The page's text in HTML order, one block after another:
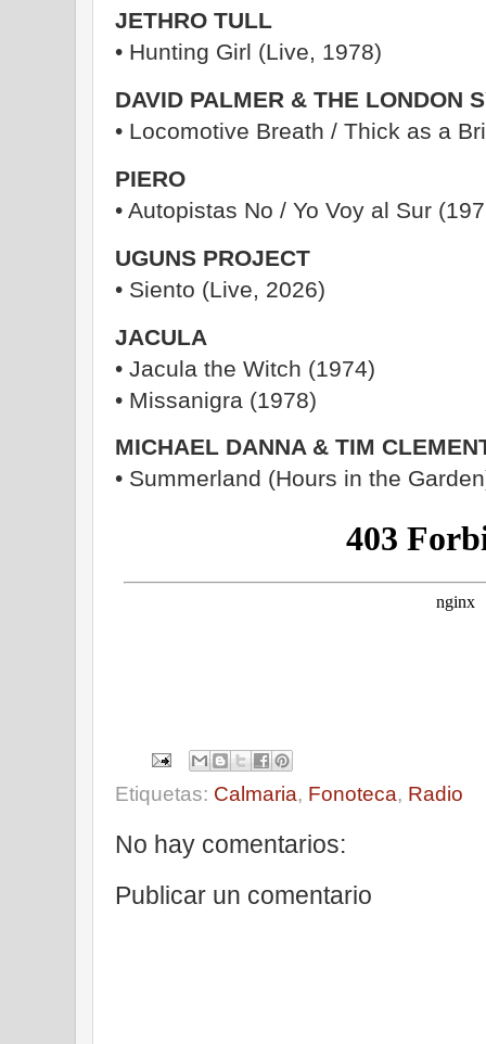
JETHRO TULL
• Hunting Girl (Live, 1978)
DAVID PALMER & THE LONDON
• Locomotive Breath / Thick as a
PIERO
• Autopistas No / Yo Voy al Sur
UGUNS PROJECT
• Siento (Live, 2026)
JACULA
• Jacula the Witch (1974)
• Missanigra (1978)
MICHAEL DANNA & TIM
• Summerland (Hours in the
Etiquetas: Calmaria, Fonoteca, Radio
No hay comentarios:
Publicar un comentario